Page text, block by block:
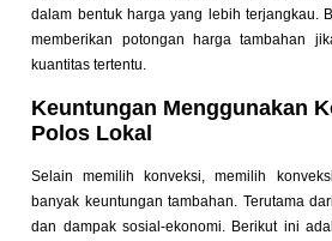
dalam bentuk harga yang lebih terjangkau.
memberikan potongan harga tambahan
kuantitas tertentu.
Keuntungan Menggunakan
Polos Lokal
Selain memilih konveksi, memilih
banyak keuntungan tambahan. Terutama
dan dampak sosial-ekonomi. Berikut ini